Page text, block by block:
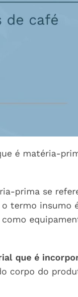
é matéria-
prima se
termo insumo
que é
corpo do